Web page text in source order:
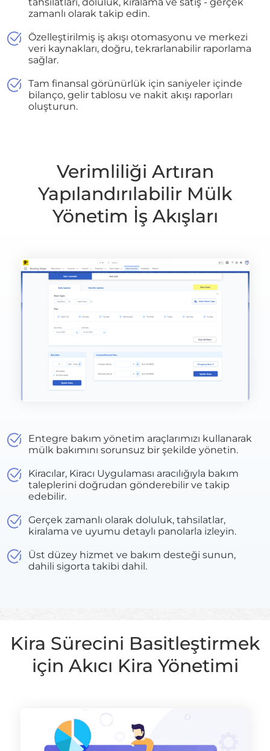
zamanlı olarak takip edin.
Özelleştirilmiş iş akışı otomasyonu ve merkezi
veri kaynakları, doğru, tekrarlanabilir raporlama
sağlar.
Tam finansal görünürlük için saniyeler içinde
bilanço, gelir tablosu ve nakit akışı raporları
oluşturun.
Verimliliği Artıran
Yapılandırılabilir Mülk
Yönetim İş Akışları
Entegre bakım yönetim araçlarımızı kullanarak
mülk bakımını sorunsuz bir şekilde yönetin.
Kiracılar, Kiracı Uygulaması aracılığıyla bakım
taleplerini doğrudan gönderebilir ve takip
edebilir.
Gerçek zamanlı olarak doluluk, tahsilatlar,
kiralama ve uyumu detaylı panolarla izleyin.
Üst düzey hizmet ve bakım desteği sunun,
dahili sigorta takibi dahil.
Kira Sürecini Basitleştirmek
için Akıcı Kira Yönetimi